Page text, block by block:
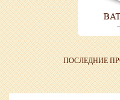
ПОСЛЕДНИЕ